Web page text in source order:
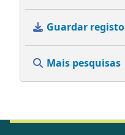
Guardar registo
Mais pesquisas